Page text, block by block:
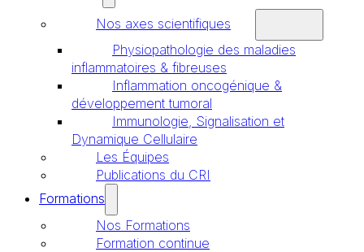
Nos axes scientifiques
Physiopathologie des maladies
inflammatoires & fibreuses
Inflammation oncogénique &
développement tumoral
Immunologie, Signalisation et
Dynamique Cellulaire
Les Équipes
Publications du CRI
Formations
Nos Formations
Formation continue